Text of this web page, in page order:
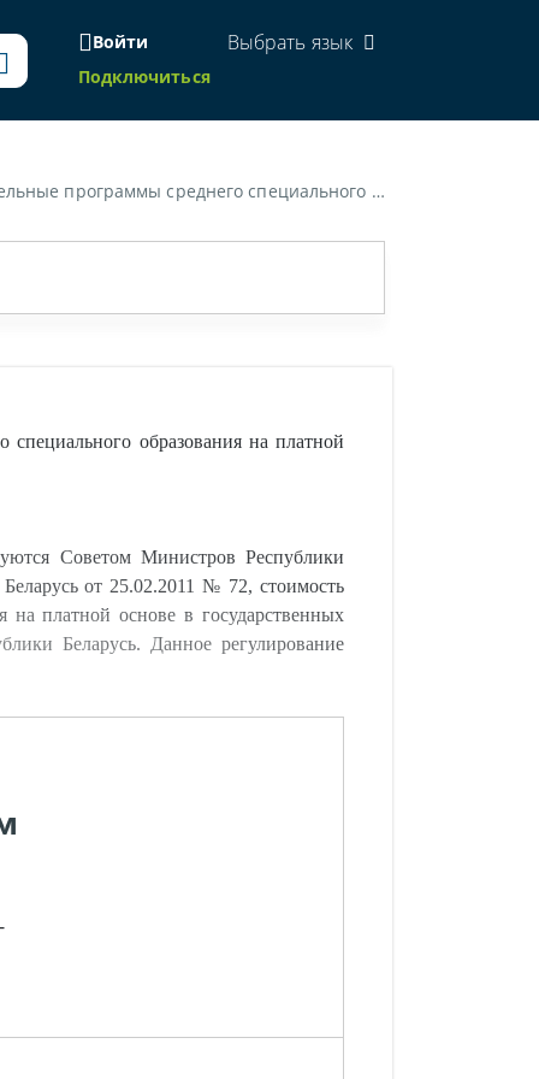
Войти
Подключиться
Выбрать язык
образом можно повышать стоимость таких образовательных услуг?»
специального образования на платной
Советом Министров Республики
от 25.02.2011 № 72, стоимость
на платной основе в государственных
Беларусь. Данное регулирование